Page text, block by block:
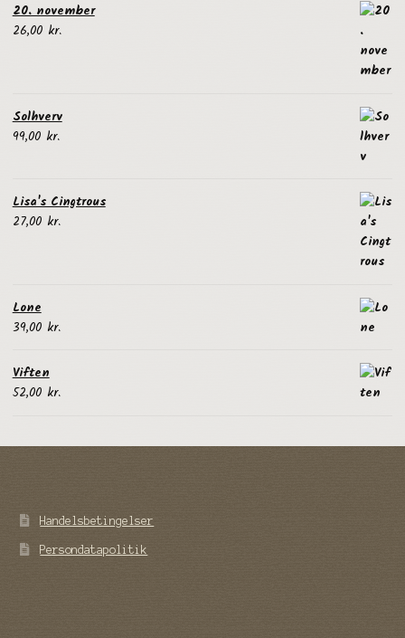
20. november
26,00 kr.
Solhverv
99,00 kr.
Lisa's Cingtrous
27,00 kr.
Lone
39,00 kr.
Viften
52,00 kr.
Handelsbetingelser
Persondatapolitik